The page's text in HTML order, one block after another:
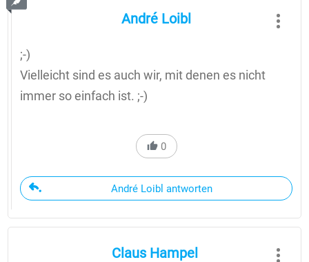
André Loibl
;-)
Vielleicht sind es auch wir, mit denen es nicht
immer so einfach ist. ;-)
0
André Loibl antworten
Claus Hampel